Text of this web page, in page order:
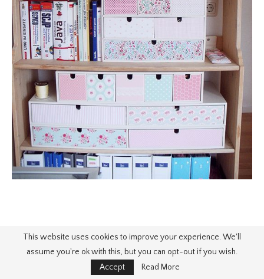
This website uses cookies to improve your experience. We'll
assume you're ok with this, but you can opt-out if you wish.
Accept
Read More